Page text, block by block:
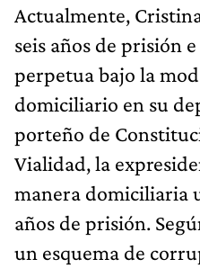
Actualmente,
seis años de prisión
perpetua bajo la
domiciliario en su
porteño de
Vialidad, la
manera domiciliaria
años de prisión.
un esquema de